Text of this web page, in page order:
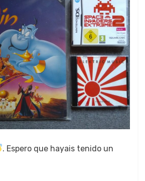
. Espero que hayais tenido un